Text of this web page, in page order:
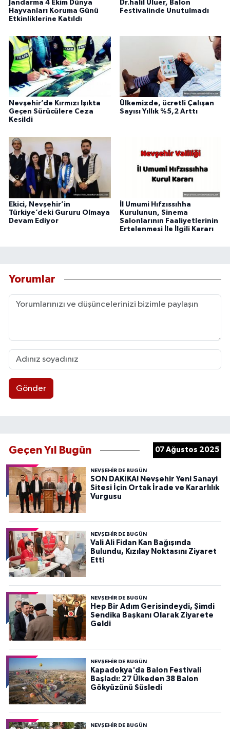
Jandarma 4 Ekim Dünya
Hayvanları Koruma Günü
Etkinliklerine Katıldı
Dr.halil Uluer, Balon
Festivalinde Unutulmadı
Nevşehir’de Kırmızı Işıkta
Geçen Sürücülere Ceza
Kesildi
Ülkemizde, ücretli Çalışan
Sayısı Yıllık %5,2 Arttı
Ekici, Nevşehir’in
Türkiye’deki Gururu Olmaya
Devam Ediyor
İl Umumi Hıfzıssıhha
Kurulunun, Sinema
Salonlarının Faaliyetlerinin
Ertelenmesi İle İlgili Kararı
Yorumlar
Gönder
Geçen Yıl Bugün 07 Ağustos 2025
NEVŞEHIR DE BUGÜN
SON DAKİKA! Nevşehir Yeni Sanayi
Sitesi İçin Ortak İrade ve Kararlılık
Vurgusu
NEVŞEHIR DE BUGÜN
Vali Ali Fidan Kan Bağışında
Bulundu, Kızılay Noktasını Ziyaret
Etti
NEVŞEHIR DE BUGÜN
Hep Bir Adım Gerisindeydi, Şimdi
Sendika Başkanı Olarak Ziyarete
Geldi
NEVŞEHIR DE BUGÜN
Kapadokya'da Balon Festivali
Başladı: 27 Ülkeden 38 Balon
Gökyüzünü Süsledi
NEVŞEHIR DE BUGÜN